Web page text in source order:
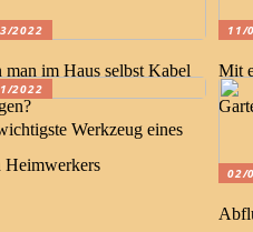
2022
man im Haus selbst Kabel
11/
Mit
2022
Werkzeug eines
Heimwerkers
02/